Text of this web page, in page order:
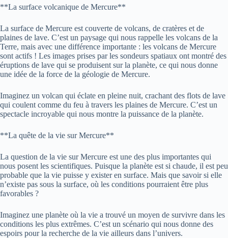
**La surface volcanique de Mercure**
La surface de Mercure est couverte de volcans, de cratères et de
plaines de lave. C’est un paysage qui nous rappelle les volcans de la
Terre, mais avec une différence importante : les volcans de Mercure
sont actifs ! Les images prises par les sondeurs spatiaux ont montré des
éruptions de lave qui se produisent sur la planète, ce qui nous donne
une idée de la force de la géologie de Mercure.
Imaginez un volcan qui éclate en pleine nuit, crachant des flots de lave
qui coulent comme du feu à travers les plaines de Mercure. C’est un
spectacle incroyable qui nous montre la puissance de la planète.
**La quête de la vie sur Mercure**
La question de la vie sur Mercure est une des plus importantes qui
nous posent les scientifiques. Puisque la planète est si chaude, il est peu
probable que la vie puisse y exister en surface. Mais que savoir si elle
n’existe pas sous la surface, où les conditions pourraient être plus
favorables ?
Imaginez une planète où la vie a trouvé un moyen de survivre dans les
conditions les plus extrêmes. C’est un scénario qui nous donne des
espoirs pour la recherche de la vie ailleurs dans l’univers.